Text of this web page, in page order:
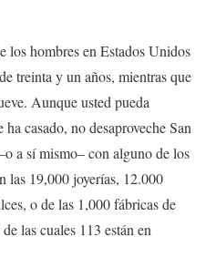
los hombres en Estados Unidos
treinta y un años, mientras que
Aunque usted pueda
casado, no desaproveche San
a sí mismo– con alguno de los
las 19,000 joyerías, 12.000
o de las 1,000 fábricas de
las cuales 113 están en